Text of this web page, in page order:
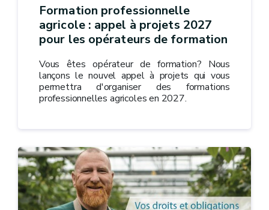
Formation professionnelle
agricole : appel à projets 2027
pour les opérateurs de formation
Vous êtes opérateur de formation? Nous
lançons le nouvel appel à projets qui vous
permettra d'organiser des formations
professionnelles agricoles en 2027.